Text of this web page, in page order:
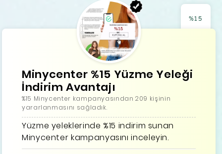
%15
Minycenter %15 Yüzme Yeleği
İndirim Avantajı
%15 Minycenter kampanyasından 209 kişinin
yararlanmasını sağladık.
Yüzme yeleklerinde %15 indirim sunan
Minycenter kampanyasını inceleyin.